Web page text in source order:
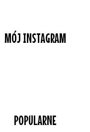
MÓJ INSTAGRAM
POPULARNE